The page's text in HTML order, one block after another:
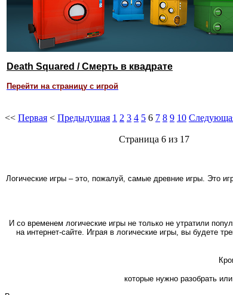
Death Squared / Смерть в квадрате
Перейти на страницу с игрой
<< Первая < Предыдущая 1 2 3 4 5 6 7 8 9 10
Страница 6 из 17
Логические игры – это, пожалуй, самые древние игры. Это
И со временем логические игры не только не утратили
на интернет-сайте. Играя в логические игры, вы будете
которые нужно разобрать